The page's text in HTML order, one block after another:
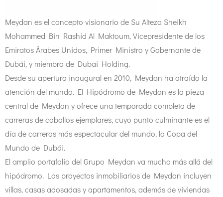
Meydan es el concepto visionario de Su Alteza Sheikh
Mohammed Bin Rashid Al Maktoum, Vicepresidente de los
Emiratos Árabes Unidos, Primer Ministro y Gobernante de
Dubái, y miembro de Dubai Holding.
Desde su apertura inaugural en 2010, Meydan ha atraído la
atención del mundo. El Hipódromo de Meydan es la pieza
central de Meydan y ofrece una temporada completa de
carreras de caballos ejemplares, cuyo punto culminante es el
día de carreras más espectacular del mundo, la Copa del
Mundo de Dubái.
El amplio portafolio del Grupo Meydan va mucho más allá del
hipódromo. Los proyectos inmobiliarios de Meydan incluyen
villas, casas adosadas y apartamentos, además de viviendas